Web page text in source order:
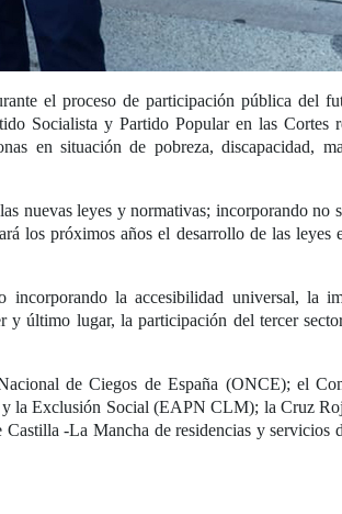
el proceso de participación pública del
Socialista y Partido Popular en las Cortes
en situación de pobreza, discapacidad,
nuevas leyes y normativas; incorporando no
los próximos años el desarrollo de las leyes
incorporando la accesibilidad universal, la
último lugar, la participación del tercer
de Ciegos de España (ONCE); el
la Exclusión Social (EAPN CLM); la Cruz
-La Mancha de residencias y servicios